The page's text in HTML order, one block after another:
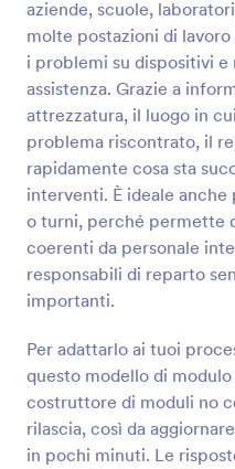
aziende, scuole,
molte postazioni di
i problemi su dispositivi
assistenza. Grazie a
attrezzatura, il luogo in
problema riscontrato, il
rapidamente cosa sta
interventi. È ideale
o turni, perché permette
coerenti da personale
responsabili di reparto
importanti.
Per adattarlo ai tuoi
questo modello di
costruttore di moduli no
rilascia, così da
in pochi minuti. Le